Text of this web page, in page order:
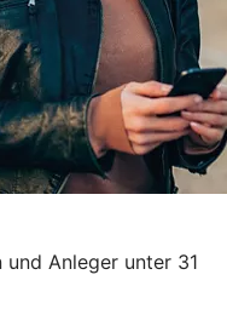
Anleger unter 31